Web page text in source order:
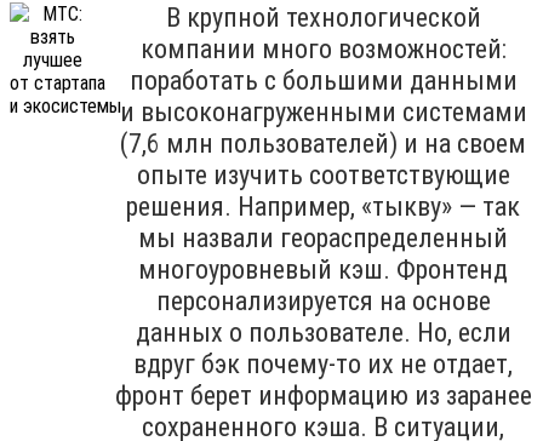
В крупной технологической
компании много возможностей:
поработать с большими данными
и высоконагруженными системами
(7,6 млн пользователей) и на своем
опыте изучить соответствующие
решения. Например, «тыкву» — так
мы назвали геораспределенный
многоуровневый кэш. Фронтенд
персонализируется на основе
данных о пользователе. Но, если
вдруг бэк почему-то их не отдает,
фронт берет информацию из заранее
сохраненного кэша. В ситуации,